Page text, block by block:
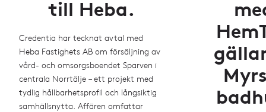
till Heba.
Credentia har tecknat avtal med
Heba Fastighets AB om försäljning av
vård- och omsorgsboendet Sparven i
centrala Norrtälje – ett projekt med
tydlig hållbarhetsprofil och långsiktig
samhällsnytta. Affären omfattar